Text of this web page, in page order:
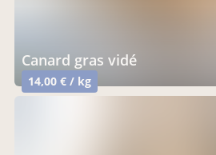
canard gras vidé
14,00 € / kg